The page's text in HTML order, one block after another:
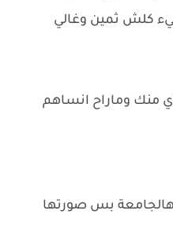
كلش ثمين وغالي
منك وماراح انساهم
هالجامعة بس صورتها